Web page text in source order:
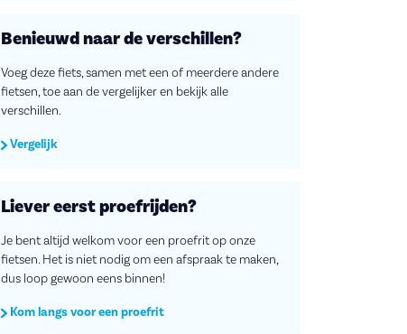
Benieuwd naar de verschillen?
Voeg deze fiets, samen met een of meerdere andere
fietsen, toe aan de vergelijker en bekijk alle
verschillen.
Vergelijk
Liever eerst proefrijden?
Je bent altijd welkom voor een proefrit op onze
fietsen. Het is niet nodig om een afspraak te maken,
dus loop gewoon eens binnen!
Kom langs voor een proefrit